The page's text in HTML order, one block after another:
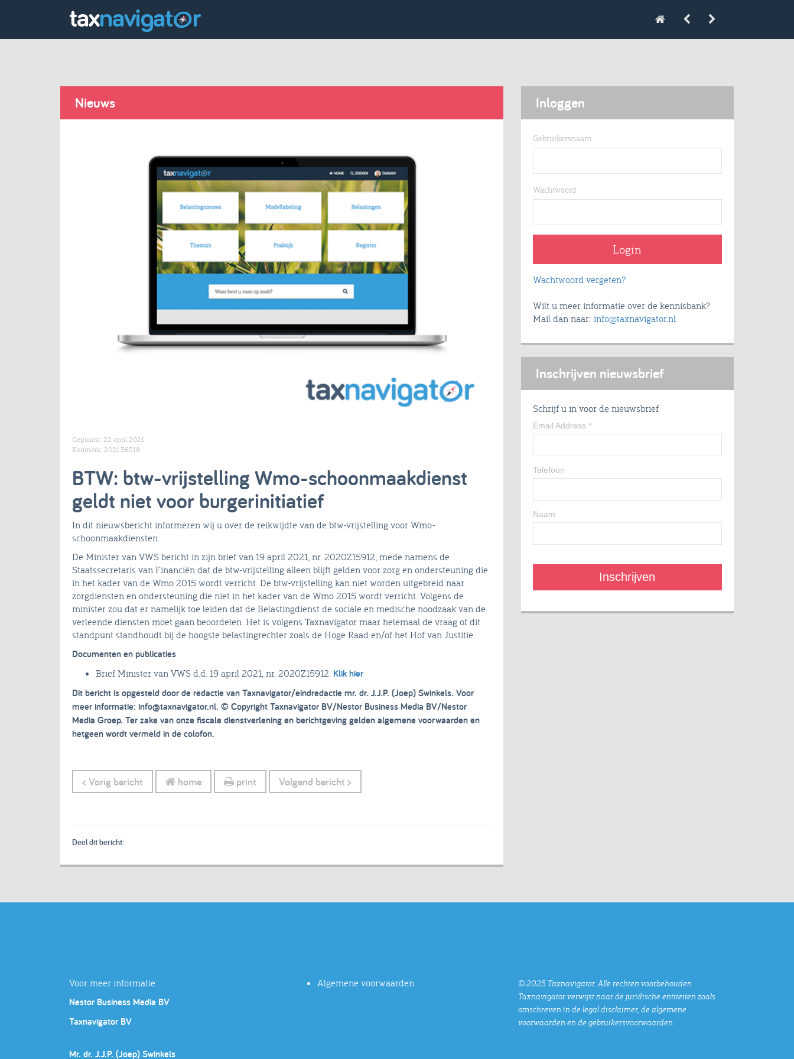
Nieuws
Geplaatst: 22 april 2021
Kenmerk: 2021.36518
BTW: btw-vrijstelling Wmo-schoonmaakdienst
geldt niet voor burgerinitiatief
In dit nieuwsbericht informeren wij u over de reikwijdte van de btw-vrijstelling voor Wmo-
schoonmaakdiensten.
De Minister van VWS bericht in zijn brief van 19 april 2021, nr. 2020Z15912, mede namens de
Staatssecretaris van Financiën dat de btw-vrijstelling alleen blijft gelden voor zorg en ondersteuning die
in het kader van de Wmo 2015 wordt verricht. De btw-vrijstelling kan niet worden uitgebreid naar
zorgdiensten en ondersteuning die niet in het kader van de Wmo 2015 wordt verricht. Volgens de
minister zou dat er namelijk toe leiden dat de Belastingdienst de sociale en medische noodzaak van de
verleende diensten moet gaan beoordelen. Het is volgens Taxnavigator maar helemaal de vraag of dit
standpunt standhoudt bij de hoogste belastingrechter zoals de Hoge Raad en/of het Hof van Justitie.
Documenten en publicaties
Brief Minister van VWS d.d. 19 april 2021, nr. 2020Z15912. Klik hier
Dit bericht is opgesteld door de redactie van Taxnavigator/eindredactie mr. dr. J.J.P. (Joep) Swinkels. Voor
meer informatie: info@taxnavigator.nl. © Copyright Taxnavigator BV/Nestor Business Media BV/Nestor
Media Groep. Ter zake van onze fiscale dienstverlening en berichtgeving gelden algemene voorwaarden en
hetgeen wordt vermeld in de colofon.
< Vorig bericht home print Volgend bericht >
Deel dit bericht:
Inloggen
Gebruikersnaam
Wachtwoord
Wachtwoord vergeten?
Wilt u meer informatie over de kennisbank?
Mail dan naar: info@taxnavigator.nl.
Inschrijven nieuwsbrief
Schrijf u in voor de nieuwsbrief
Email Address *
Telefoon
Naam
Voor meer informatie:
Nestor Business Media BV
Taxnavigator BV
Mr. dr. J.J.P. (Joep) Swinkels
Algemene voorwaarden
© 2025 Taxnavigator. Alle rechten voorbehouden.
Taxnavigator verwijst naar de juridische entiteiten zoals
omschreven in de legal disclaimer, de algemene
voorwaarden en de gebruikersvoorwaarden.